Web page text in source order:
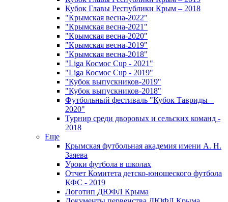
Кубок Главы Республики Крым – 2018
"Крымская весна-2022"
"Крымская весна-2021"
"Крымская весна-2020"
"Крымская весна-2019"
"Крымская весна-2018"
"Liga Космос Cup - 2021"
"Liga Космос Cup - 2019"
"Кубок выпускников-2019"
"Кубок выпускников-2018"
Футбольный фестиваль "Кубок Тавриды –
2020"
Турнир среди дворовых и сельских команд -
2018
Еще
Крымская футбольная академия имени А. Н.
Заяева
Уроки футбола в школах
Отчет Комитета детско-юношеского футбола
КФС - 2019
Логотип ДЮФЛ Крыма